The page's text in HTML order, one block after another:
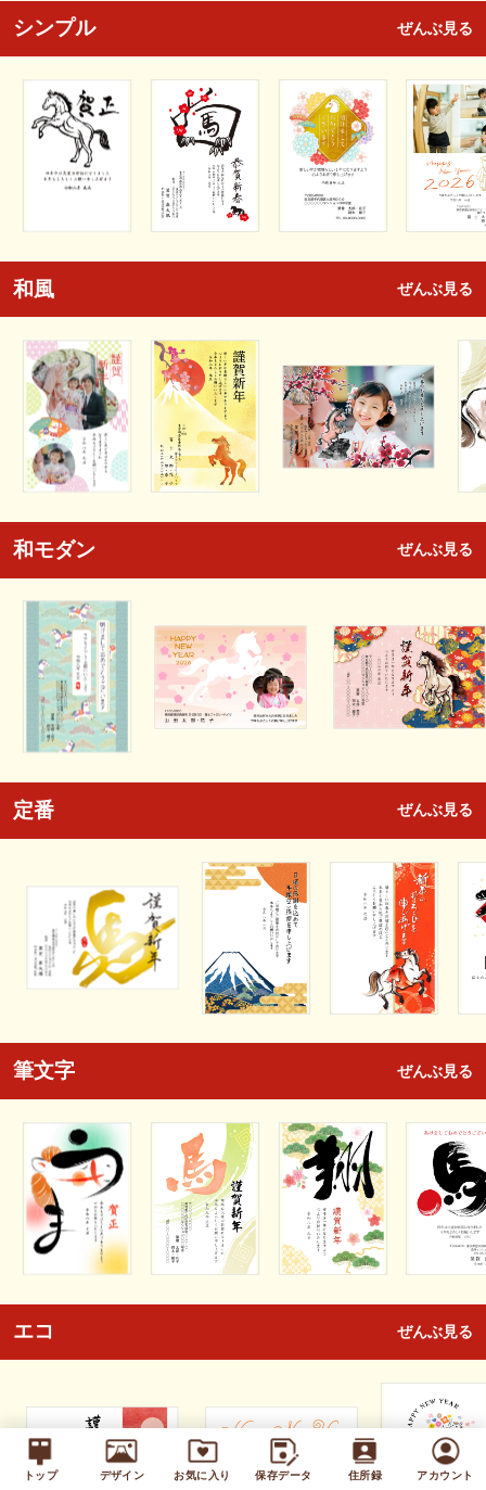
トップ デザイン お気に入り 保存データ 住所録 アカウント
シンプル ぜんぶ見る
和風 ぜんぶ見る
和モダン ぜんぶ見る
定番 ぜんぶ見る
筆文字 ぜんぶ見る
エコ ぜんぶ見る